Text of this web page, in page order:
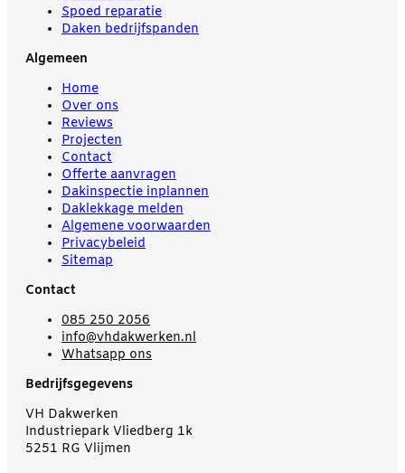
Spoed reparatie
Daken bedrijfspanden
Algemeen
Home
Over ons
Reviews
Projecten
Contact
Offerte aanvragen
Dakinspectie inplannen
Daklekkage melden
Algemene voorwaarden
Privacybeleid
Sitemap
Contact
085 250 2056
info@vhdakwerken.nl
Whatsapp ons
Bedrijfsgegevens
VH Dakwerken
Industriepark Vliedberg 1k
5251 RG Vlijmen